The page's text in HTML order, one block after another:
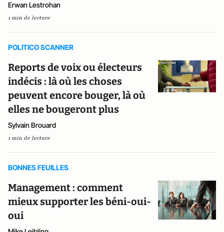
Erwan Lestrohan
1 min de lecture
POLITICO SCANNER
Reports de voix ou électeurs
indécis : là où les choses
peuvent encore bouger, là où
elles ne bougeront plus
Sylvain Brouard
1 min de lecture
BONNES FEUILLES
Management : comment
mieux supporter les béni-oui-
oui